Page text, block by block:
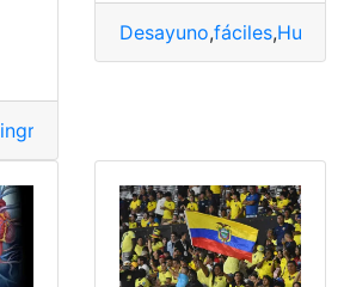
ingreso universidad
Desayuno,fáciles,Huevos